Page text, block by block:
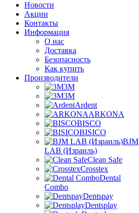
Новости
Акции
Контакты
Информация
О нас
Доставка
Безопасность
Как купить
Производители
3M
3М
Ardent
ARKONA
BISCO
BISICO
BJM
LAB (Израиль)
Clean Safe
Crosstex
Dental
Combo
Dentspay
Dentsplay